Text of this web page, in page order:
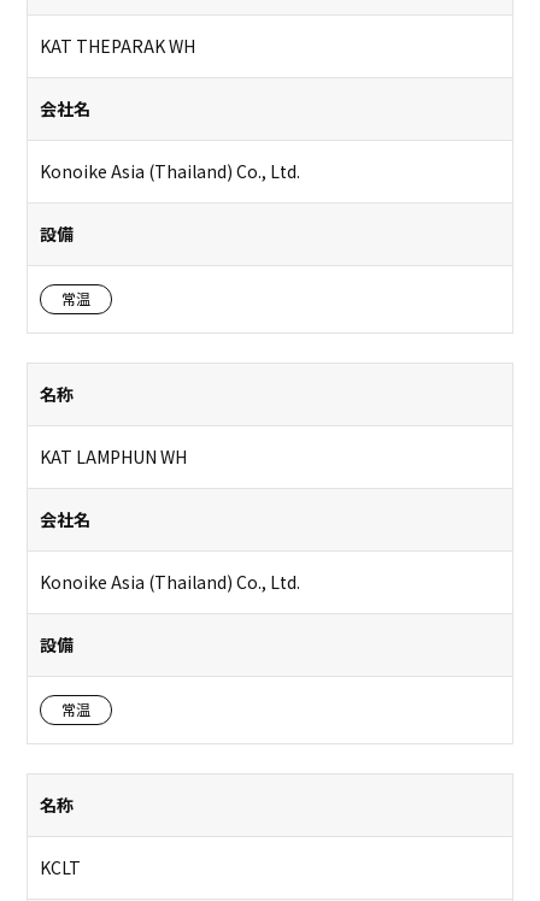
KAT THEPARAK WH
会社名
Konoike Asia (Thailand) Co., Ltd.
設備
常温
名称
KAT LAMPHUN WH
会社名
Konoike Asia (Thailand) Co., Ltd.
設備
常温
名称
KCLT